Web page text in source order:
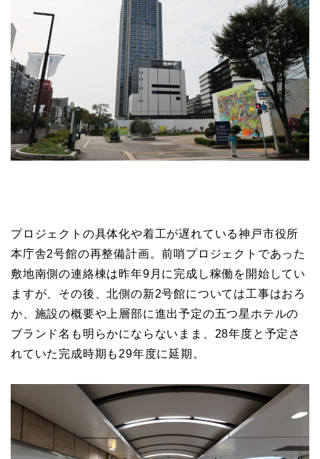
プロジェクトの具体化や着工が遅れている神戸市役所
本庁舎2号館の再整備計画。前哨プロジェクトであった
敷地南側の連絡棟は昨年9月に完成し稼働を開始してい
ますが、その後、北側の新2号館については工事はおろ
か、施設の概要や上層部に進出予定の五つ星ホテルの
ブランド名も明らかにならないまま、28年度と予定さ
れていた完成時期も29年度に延期。